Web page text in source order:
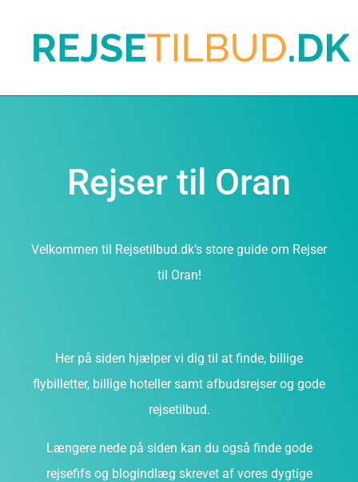
Rejser til Oran
Velkommen til Rejsetilbud.dk’s store guide om Rejser
til Oran!
Her på siden hjælper vi dig til at finde, billige
flybilletter, billige hoteller samt afbudsrejser og gode
rejsetilbud.
Længere nede på siden kan du også finde gode
rejsefifs og blogindlæg skrevet af vores dygtige